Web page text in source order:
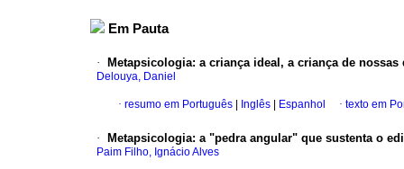
Em Pauta
· Metapsicologia: a criança ideal, a criança de nossas
Delouya, Daniel
· resumo em Português Inglês Espanhol · texto em
· Metapsicologia: a "pedra angular" que sustenta o
Paim Filho, Ignácio Alves